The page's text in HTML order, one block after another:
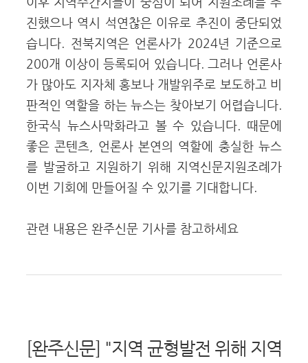
진했으나 역시 석연찮은 이유로 추진이 중단되었
습니다. 전북지역은 언론사가 2024년 기준으로
200개 이상이 등록되어 있습니다. 그러나 언론사
가 많아도 지자체 홍보나 개발위주로 보도하고 비
판적인 역할을 하는 뉴스는 찾아보기 어렵습니다.
한국식 뉴스사막화라고 볼 수 있습니다. 때문에
좋은 콘텐츠, 언론사 본연의 역할에 충실한 뉴스
를 발굴하고 지원하기 위해 지역신문지원조례가
이번 기회에 만들어질 수 있기를 기대합니다.
관련 내용은 완주신문 기사를 참고하세요
[완주신문] "지역 균형발전 위해 지역